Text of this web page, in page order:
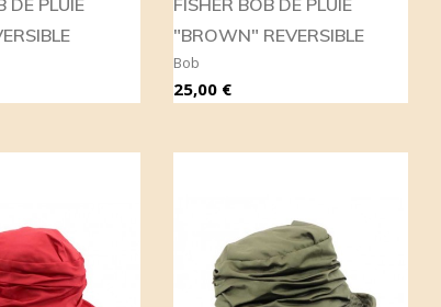
DE PLUIE
FISHER BOB DE PLUIE
"BROWN" REVERSIBLE
Bob
Prix
25,00 €